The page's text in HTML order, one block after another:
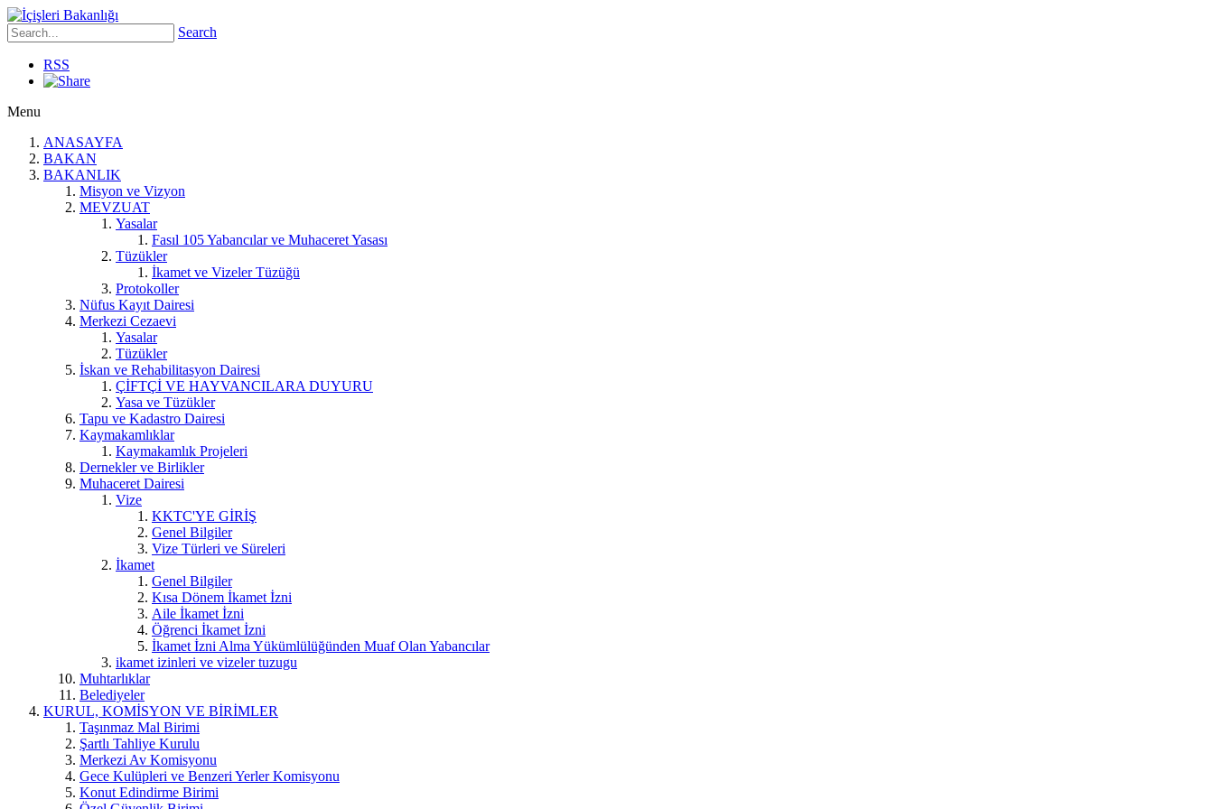
Search
RSS
Menu
ANASAYFA
BAKAN
BAKANLIK
Misyon ve Vizyon
MEVZUAT
Yasalar
Fasıl 105 Yabancılar ve Muhaceret Yasası
Tüzükler
İkamet ve Vizeler Tüzüğü
Protokoller
Nüfus Kayıt Dairesi
Merkezi Cezaevi
Yasalar
Tüzükler
İskan ve Rehabilitasyon Dairesi
ÇİFTÇİ VE HAYVANCILARA DUYURU
Yasa ve Tüzükler
Tapu ve Kadastro Dairesi
Kaymakamlıklar
Kaymakamlık Projeleri
Dernekler ve Birlikler
Muhaceret Dairesi
Vize
KKTC'YE GİRİŞ
Genel Bilgiler
Vize Türleri ve Süreleri
İkamet
Genel Bilgiler
Kısa Dönem İkamet İzni
Aile İkamet İzni
Öğrenci İkamet İzni
İkamet İzni Alma Yükümlülüğünden Muaf Olan Yabancılar
ikamet izinleri ve vizeler tuzugu
Muhtarlıklar
Belediyeler
KURUL, KOMİSYON VE BİRİMLER
Taşınmaz Mal Birimi
Şartlı Tahliye Kurulu
Merkezi Av Komisyonu
Gece Kulüpleri ve Benzeri Yerler Komisyonu
Konut Edindirme Birimi